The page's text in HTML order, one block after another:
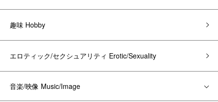
趣味 Hobby
エロティック/セクシュアリティ Erotic/Sexuality
音楽/映像 Music/Image